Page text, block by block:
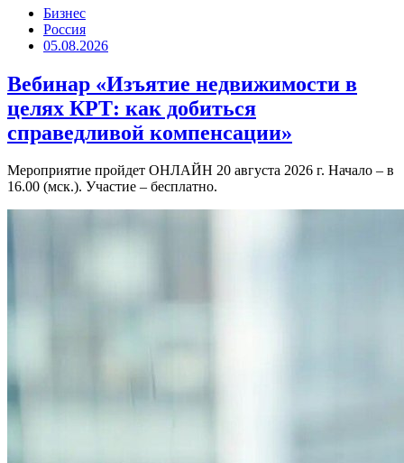
Бизнес
Россия
05.08.2026
Вебинар «Изъятие недвижимости в
целях КРТ: как добиться
справедливой компенсации»
Мероприятие пройдет ОНЛАЙН 20 августа 2026 г. Начало – в
16.00 (мск.). Участие – бесплатно.